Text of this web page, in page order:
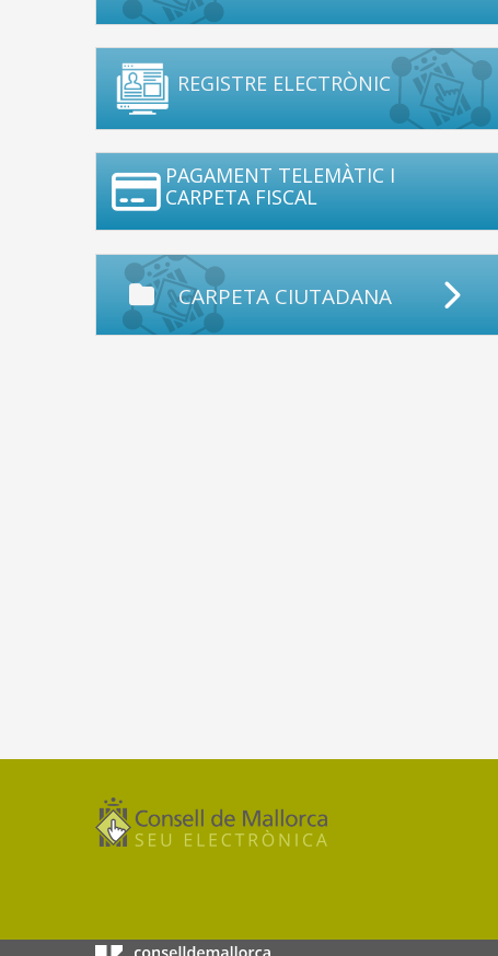
REGISTRE ELECTRÒNIC
PAGAMENT TELEMÀTIC I
CARPETA FISCAL
CARPETA CIUTADANA